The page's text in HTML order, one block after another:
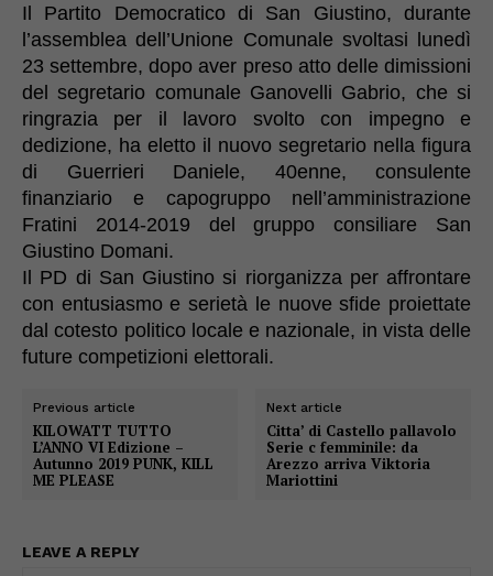
Il Partito Democratico di San Giustino, durante
l’assemblea dell’Unione Comunale svoltasi lunedì
23 settembre, dopo aver preso atto delle dimissioni
del segretario comunale Ganovelli Gabrio, che si
ringrazia per il lavoro svolto con impegno e
dedizione, ha eletto il nuovo segretario nella figura
di Guerrieri Daniele, 40enne, consulente
finanziario e capogruppo nell’amministrazione
Fratini 2014-2019 del gruppo consiliare San
Giustino Domani.
Il PD di San Giustino si riorganizza per affrontare
con entusiasmo e serietà le nuove sfide proiettate
dal cotesto politico locale e nazionale, in vista delle
future competizioni elettorali.
Previous article
KILOWATT TUTTO
L’ANNO VI Edizione –
Autunno 2019 PUNK, KILL
ME PLEASE
Next article
Citta’ di Castello pallavolo
Serie c femminile: da
Arezzo arriva Viktoria
Mariottini
LEAVE A REPLY